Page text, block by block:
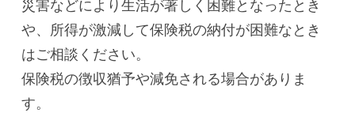
災害などにより生活が著しく困難となったとき
や、所得が激減して保険税の納付が困難なとき
はご相談ください。
保険税の徴収猶予や減免される場合がありま
す。